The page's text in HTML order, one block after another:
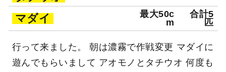
マダイ
最大50c
m
合計5
匹
行って来ました。 朝は濃霧で作戦変更 マダイに
遊んでもらいまして アオモノとタチウオ 何度も